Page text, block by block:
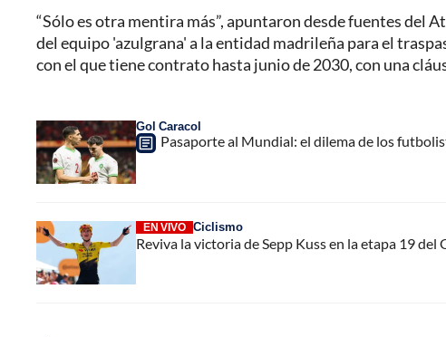
“Sólo es otra mentira más”, apuntaron desde fuentes del
del equipo 'azulgrana' a la entidad madrileña para el
con el que tiene contrato hasta junio de 2030, con una
Gol Caracol
Pasaporte al Mundial: el dilema de los
EN VIVO Ciclismo
Reviva la victoria de Sepp Kuss en la etapa 19 del